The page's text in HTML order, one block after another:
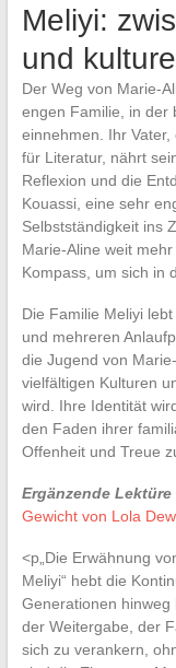
Meliyi:
und
Der Weg von Marie-
engen Familie, in der
einnehmen. Ihr
für Literatur, nährt
Reflexion und die
Kouassi, eine sehr
Selbstständigkeit ins
Marie-Aline weit
Kompass, um sich in
Die Familie Meliyi
und mehreren
die Jugend von
vielfältigen Kulturen
wird. Ihre Identität
den Faden ihrer
Offenheit und Treue
Ergänzende Lektüre
Gewicht von Lola
<p„Die Erwähnung
Meliyi“ hebt die
Generationen
der Weitergabe, der
sich zu verankern,